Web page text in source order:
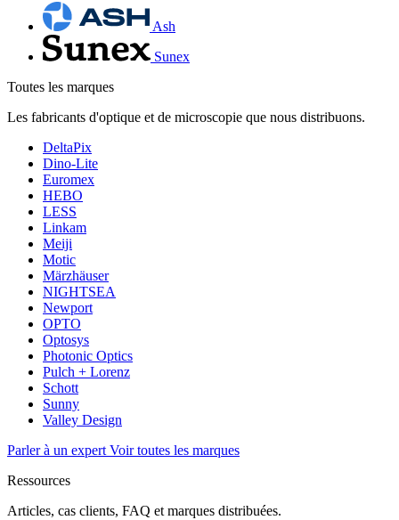
Ash
Sunex
Toutes les marques
Les fabricants d'optique et de microscopie que nous distribuons.
DeltaPix
Dino-Lite
Euromex
HEBO
LESS
Linkam
Meiji
Motic
Märzhäuser
NIGHTSEA
Newport
OPTO
Optosys
Photonic Optics
Pulch + Lorenz
Schott
Sunny
Valley Design
Parler à un expert Voir toutes les marques
Ressources
Articles, cas clients, FAQ et marques distribuées.